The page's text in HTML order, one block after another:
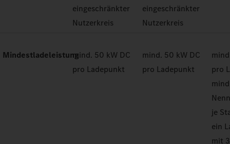
eingeschränkter
Nutzerkreis
eingeschränkter
Nutzerkreis
Mindestladeleistungmind. 50 kW DC
pro Ladepunkt
mind. 50 kW DC
pro Ladepunkt
pro
je
ein
mit